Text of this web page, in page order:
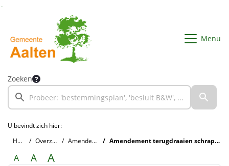
Menu
Zoeken
U bevindt zich hier:
Home
Overzichten Amendementen Amendement terugdraaien schrappen kinderkorting
A A A